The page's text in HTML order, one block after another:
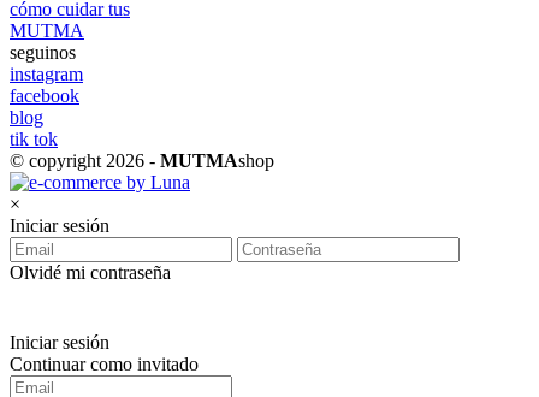
cómo cuidar tus
MUTMA
seguinos
instagram
facebook
blog
tik tok
© copyright 2026 - MUTMAshop
×
Iniciar sesión
Olvidé mi contraseña
Iniciar sesión
Continuar como invitado